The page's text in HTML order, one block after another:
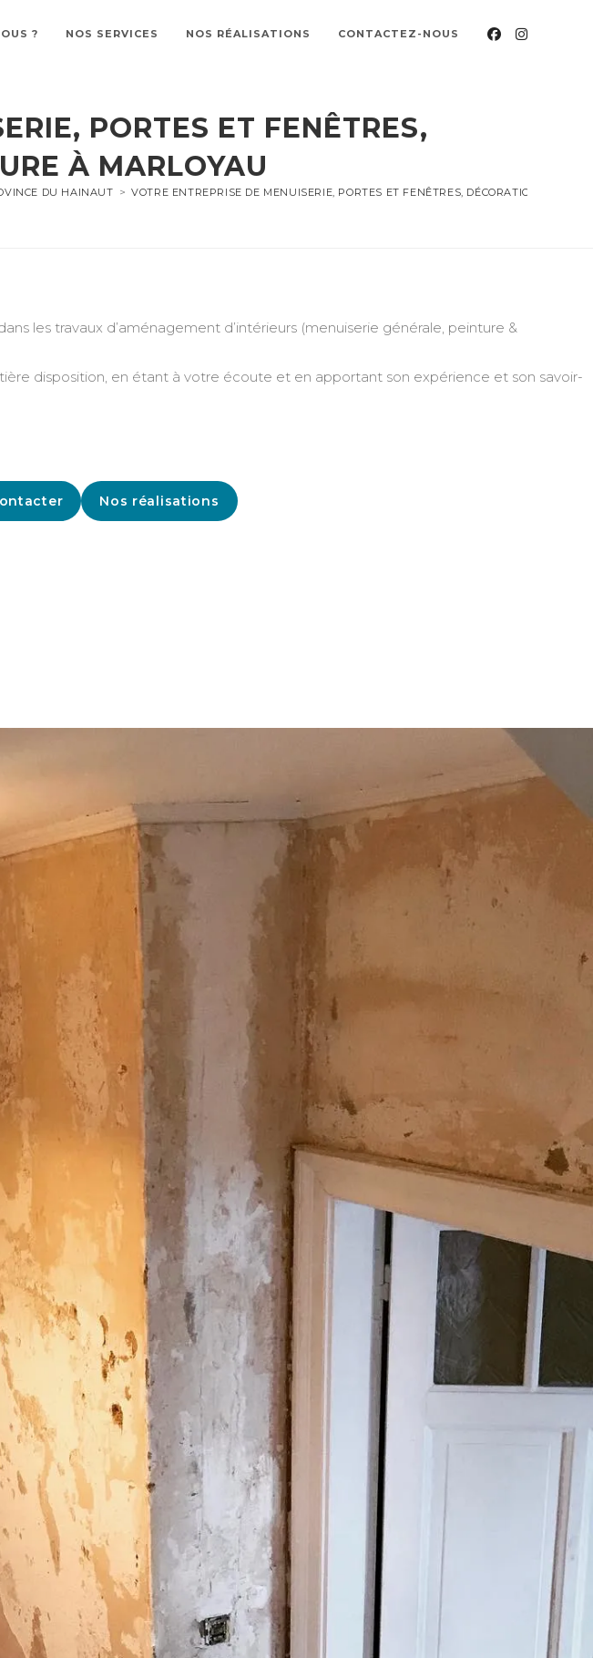
? NOS SERVICES NOS RÉALISATIONS CONTACTEZ-NOUS
PORTES ET FENÊTRES,
À MARLOYAU
DU HAINAUT > VOTRE ENTREPRISE DE MENUISERIE, PORTES ET FENÊTRES, DÉCORATION,
les travaux d’aménagement d’intérieurs (menuiserie générale, peinture &
disposition, en étant à votre écoute et en apportant son expérience et son savoir-
Nos réalisations